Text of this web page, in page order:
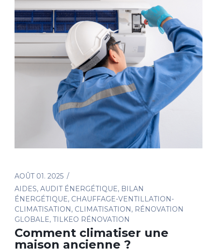
AOÛT 01. 2025
AIDES, AUDIT ÉNERGÉTIQUE, BILAN
ÉNERGÉTIQUE, CHAUFFAGE-VENTILLATION-
CLIMATISATION, CLIMATISATION, RÉNOVATION
GLOBALE, TILKEO RÉNOVATION
Comment climatiser une
maison ancienne ?